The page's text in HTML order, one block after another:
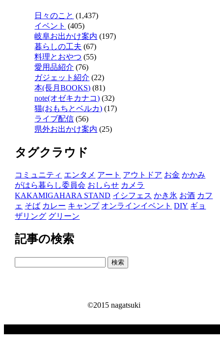
日々のこと (1,437)
イベント (405)
岐阜お出かけ案内 (197)
暮らしの工夫 (67)
料理とおやつ (55)
愛用品紹介 (76)
ガジェット紹介 (22)
本(長月BOOKS) (81)
note(オゼキカナコ) (32)
猫(おもちとベルカ) (17)
ライブ配信 (56)
県外お出かけ案内 (25)
タグクラウド
コミュニティ エンタメ アート アウトドア お金 かかみ
がはら暮らし委員会 おしらせ カメラ
KAKAMIGAHARA STAND イシフェス かき氷 お酒 カフ
ェ そば カレー キャンプ オンラインイベント DIY ギョ
ザリング グリーン
記事の検索
©2015 nagatsuki